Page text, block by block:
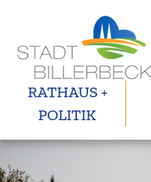
RATHAUS +
POLITIK